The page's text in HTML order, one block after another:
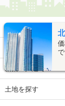
賃貸
新築マンション
新築一戸建て
土地を探す